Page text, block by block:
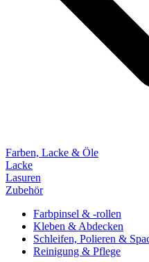
Farben, Lacke & Öle
Lacke
Lasuren
Zubehör
Farbpinsel & -rollen
Kleben & Abdecken
Schleifen, Polieren &
Reinigung & Pflege